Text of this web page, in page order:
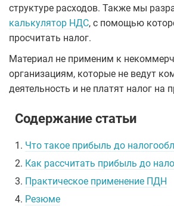
структуре расходов. Также мы
калькулятор НДС, с помощью
просчитать налог.
Материал не применим к
организациям, которые не ведут
деятельность и не платят налог на
Содержание статьи
1. Что такое прибыль до
2. Как рассчитать прибыль до
3. Практическое применение ПДН
4. Резюме